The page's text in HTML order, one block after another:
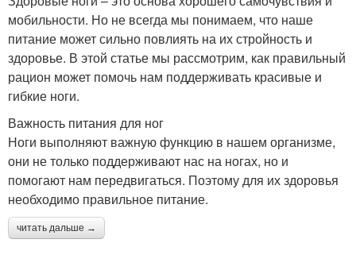
мобильности. Но не всегда мы понимаем, что наше
питание может сильно повлиять на их стройность и
здоровье. В этой статье мы рассмотрим, как правильный
рацион может помочь нам поддерживать красивые и
гибкие ноги.
Важность питания для ног
Ноги выполняют важную функцию в нашем организме,
они не только поддерживают нас на ногах, но и
помогают нам передвигаться. Поэтому для их здоровья
необходимо правильное питание.
читать дальше →